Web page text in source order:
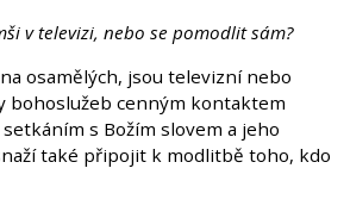
v televizi, nebo se pomodlit sám?
osamělých, jsou televizní nebo
bohoslužeb cenným kontaktem
s Božím slovem a jeho
také připojit k modlitbě toho, kdo